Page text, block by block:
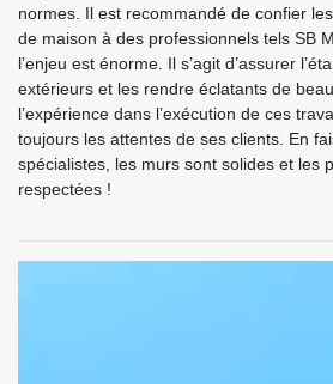
normes. Il est recommandé de confier
de maison à des professionnels tels SB
l’enjeu est énorme. Il s’agit d’assurer
extérieurs et les rendre éclatants de
l’expérience dans l’exécution de ces
toujours les attentes de ses clients. En
spécialistes, les murs sont solides et les
respectées !